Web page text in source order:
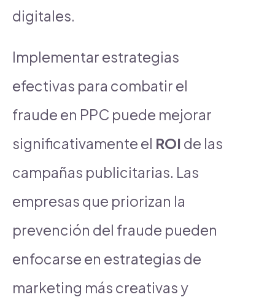
digitales.
Implementar estrategias
efectivas para combatir el
fraude en PPC puede mejorar
significativamente el ROI de las
campañas publicitarias. Las
empresas que priorizan la
prevención del fraude pueden
enfocarse en estrategias de
marketing más creativas y